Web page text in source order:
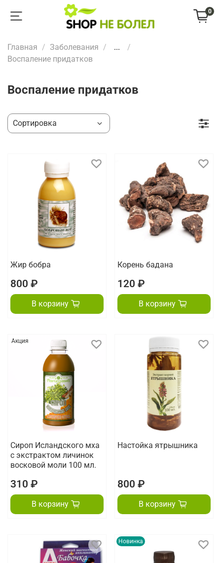
0
Главная Заболевания
...
Воспаление придатков
Воспаление придатков
Жир бобра
800 ₽
В корзину
Корень бадана
120 ₽
В корзину
Акция
Сироп Исландского мха
с экстрактом личинок
восковой моли 100 мл.
310 ₽
В корзину
Настойка ятрышника
800 ₽
В корзину
Новинка